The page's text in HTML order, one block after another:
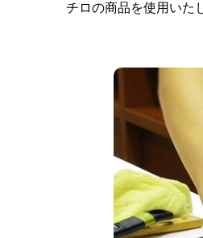
チロの商品を使用いた